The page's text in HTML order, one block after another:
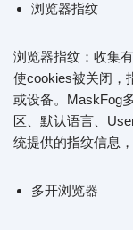
浏览器指纹
浏览器指纹：收集
使cookies被关闭，
或设备。MaskFog
区、默认语言、
统提供的指纹信息
多开浏览器